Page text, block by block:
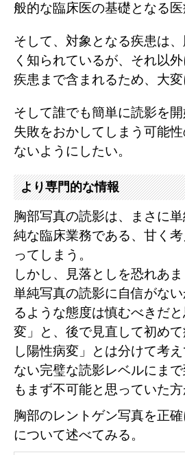
般的な臨床医の基礎となる
そして、対象となる疾患は
く知られているが、それ以
疾患まで含まれるため、大変
そして誰でも簡単に読影を
失敗をおかしてしまう可能
ないようにしたい。
より専門的な情報
胸部写真の読影は、まさに
純な臨床業務である、甘く
ってしまう。
しかし、見落としを恐れあ
単純写真の読影に自信がな
るような態度は慎むべきだ
変」と、後で見直して初め
し陽性病変」とは分けて考
ない完璧な読影レベルにま
もまず不可能と思っていた方
胸部のレントゲン写真を正
について述べてみる。